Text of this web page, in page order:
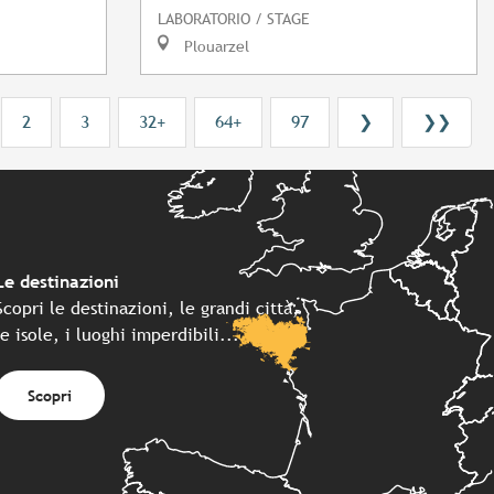
LABORATORIO / STAGE
Plouarzel
2 3 32+ 64+ 97 ❯ ❯❯
destinazioni
le destinazioni, le grandi città,
isole, i luoghi imperdibili...
Scopri